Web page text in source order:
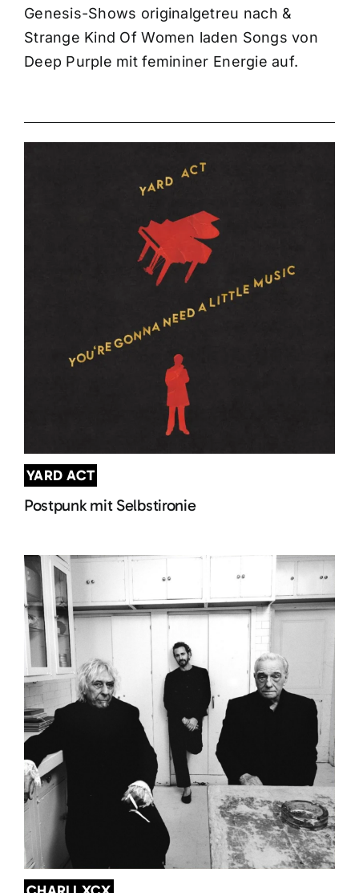
Genesis-Shows originalgetreu nach &
Strange Kind Of Women laden Songs von
Deep Purple mit femininer Energie auf.
YARD ACT
Postpunk mit Selbstironie